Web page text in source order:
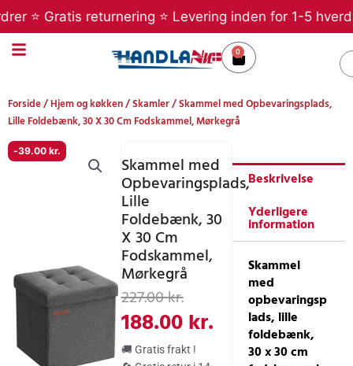
til
indholdet
Gratis returnering ⭐ Levering inden for 1-5
0
Kurv
Forside/Hjem og køkken/Skamler/ Skammel med Opbevaringsplads,
Lille Foldebænk, 30 X 30 Cm Fodskammel, Mørkegrå
-39.00 kr.
Skammel med
Opbevaringsplads,
Lille
Foldebænk, 30
X 30 Cm
Fodskammel,
Mørkegrå
227.00kr.Den
oprindelige
pris
188.00kr.
Den
aktuelle
pris
🚚 Gratis frakt !
Beskrivelse
Yderligere
information
Skammel
med
opbevaringsp
lads, lille
foldebænk,
30 x 30 cm